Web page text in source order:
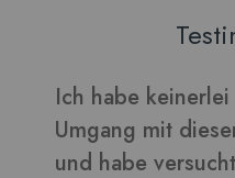
Ich habe
Umgang mit
und habe